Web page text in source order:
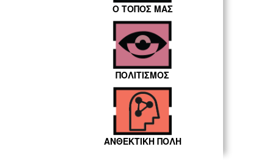
Ο ΤΟΠΟΣ ΜΑΣ
ΠΟΛΙΤΙΣΜΟΣ
ΑΝΘΕΚΤΙΚΗ ΠΟΛΗ